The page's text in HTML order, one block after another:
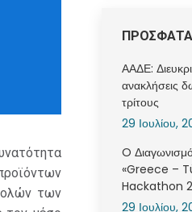
των
ΑΑΔΕ:
ανακλήσεις
τρίτους
29 Ιουλίου,
O
«Greece –
Hackathon
29 Ιουλίου,